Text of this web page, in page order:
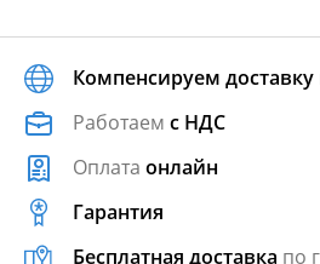
Компенсируем доставку
Работаем с НДС
Оплата онлайн
Гарантия
Бесплатная доставка по